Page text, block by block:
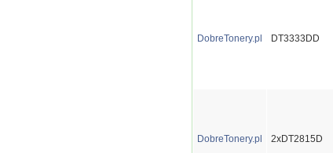
DobreTonery.pl DT3333DD
DobreTonery.pl 2xDT2815D